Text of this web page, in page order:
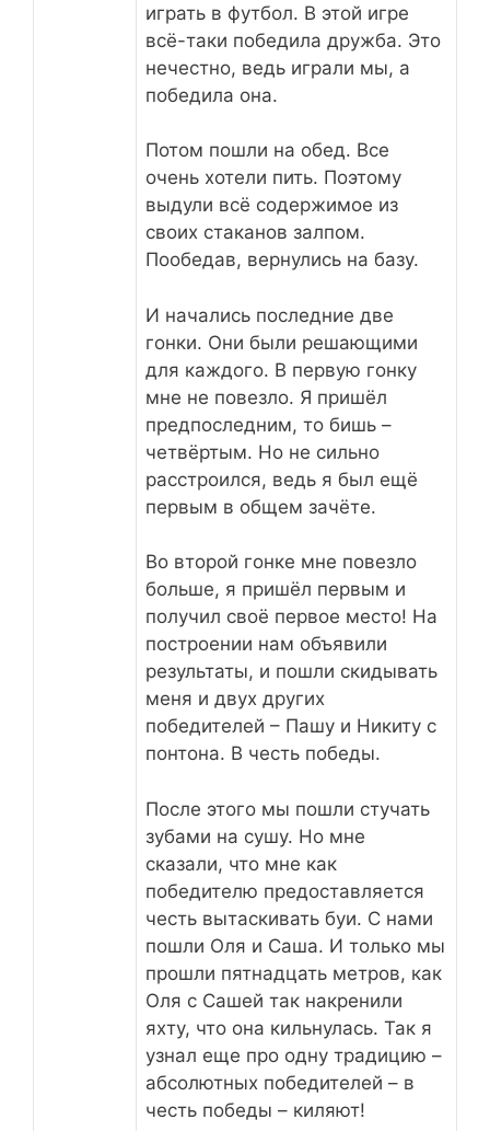
играть в футбол. В этой игре
всё-таки победила дружба. Это
нечестно, ведь играли мы, а
победила она.
Потом пошли на обед. Все
очень хотели пить. Поэтому
выдули всё содержимое из
своих стаканов залпом.
Пообедав, вернулись на базу.
И начались последние две
гонки. Они были решающими
для каждого. В первую гонку
мне не повезло. Я пришёл
предпоследним, то бишь –
четвёртым. Но не сильно
расстроился, ведь я был ещё
первым в общем зачёте.
Во второй гонке мне повезло
больше, я пришёл первым и
получил своё первое место! На
построении нам объявили
результаты, и пошли скидывать
меня и двух других
победителей – Пашу и Никиту с
понтона. В честь победы.
После этого мы пошли стучать
зубами на сушу. Но мне
сказали, что мне как
победителю предоставляется
честь вытаскивать буи. С нами
пошли Оля и Саша. И только мы
прошли пятнадцать метров, как
Оля с Сашей так накренили
яхту, что она кильнулась. Так я
узнал еще про одну традицию –
абсолютных победителей – в
честь победы – киляют!